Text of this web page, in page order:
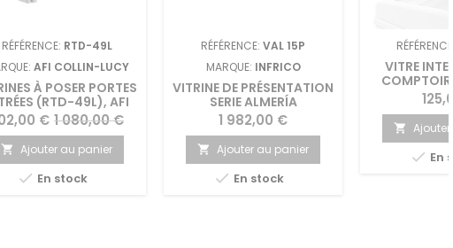
RÉFÉRENCE: RTD-49L
AFI COLLIN-LUCY
À POSER PORTES
(RTD-49L), AFI
€ Prix
base
1 080,00 €
 Ajouter au panier
 En stock
RÉFÉRENCE: VAL 15P
MARQUE: INFRICO
VITRINE DE PRÉSENTATION
SERIE ALMERÍA
Prix
1 982,00 €
 Ajouter au panier
 En stock
VITRE
Prix

 En